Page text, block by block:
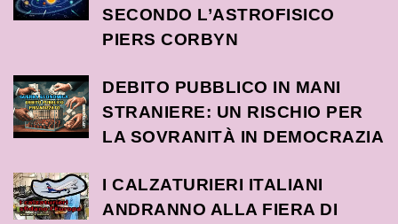
SECONDO L’ASTROFISICO
PIERS CORBYN
DEBITO PUBBLICO IN MANI
STRANIERE: UN RISCHIO PER
LA SOVRANITÀ IN DEMOCRAZIA
I CALZATURIERI ITALIANI
ANDRANNO ALLA FIERA DI